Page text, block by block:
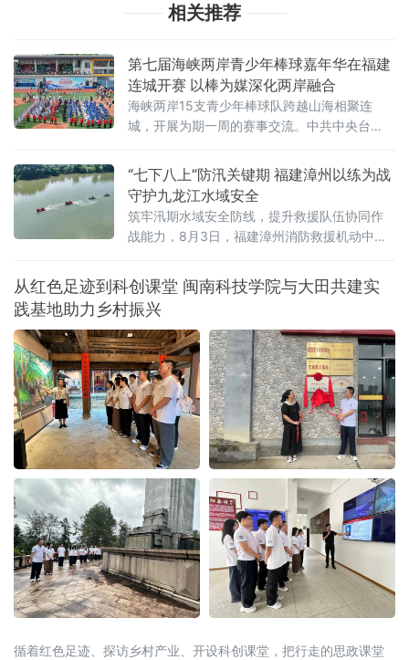
相关推荐
第七届海峡两岸青少年棒球嘉年华在福建
连城开赛 以棒为媒深化两岸融合
海峡两岸15支青少年棒球队跨越山海相聚连
城，开展为期一周的赛事交流。中共中央台
副省长江尔雄，中国
“七下八上”防汛关键期 福建漳州以练为战
守护九龙江水域安全
筑牢汛期水域安全防线，提升救援队伍协同作
战能力，8月3日，福建漳州消防救援机动中队
展水域救援实战化演练。
从红色足迹到科创课堂 闽南科技学院与大田共建实
践基地助力乡村振兴
循着红色足迹、探访乡村产业、开设科创课堂，把行走的思政课堂